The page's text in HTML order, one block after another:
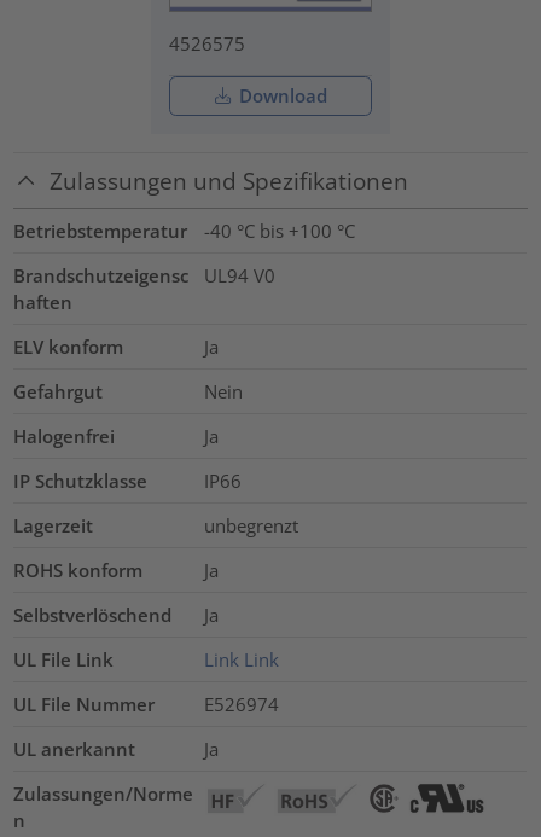
4526575
Download
Zulassungen und Spezifikationen
Betriebstemperatur
-40 °C bis +100 °C
Brandschutzeigensc
haften
UL94 V0
ELV konform
Ja
Gefahrgut
Nein
Halogenfrei
Ja
IP Schutzklasse
IP66
Lagerzeit
unbegrenzt
ROHS konform
Ja
Selbstverlöschend
Ja
UL File Link
Link Link
UL File Nummer
E526974
UL anerkannt
Ja
Zulassungen/Norme
n